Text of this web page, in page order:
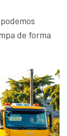
de forma